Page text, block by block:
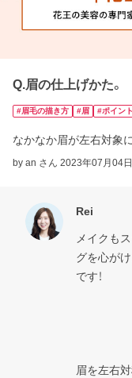
Q.眉の仕上げかた。
#眉毛の描き方 #眉 #ポイン
なかなか眉が左右対象
by an さん 2023年07月04日
Rei
メイクも
グを心が
です！
眉を左右